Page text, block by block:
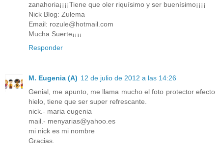
zanahoria¡¡¡¡Tiene que oler riquísimo y ser buenísimo¡¡¡¡
Nick Blog: Zulema
Email: rozule@hotmail.com
Mucha Suerte¡¡¡¡
Responder
M. Eugenia (A) 12 de julio de 2012 a las 14:26
Genial, me apunto, me llama mucho el foto protector efecto
hielo, tiene que ser super refrescante.
nick.- maria eugenia
mail.- menyarias@yahoo.es
mi nick es mi nombre
Gracias.